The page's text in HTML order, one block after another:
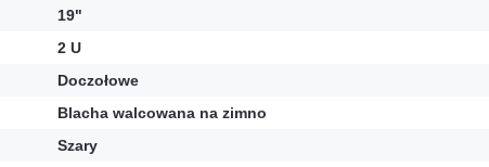
19"
2 U
Doczołowe
Blacha walcowana na zimno
Szary